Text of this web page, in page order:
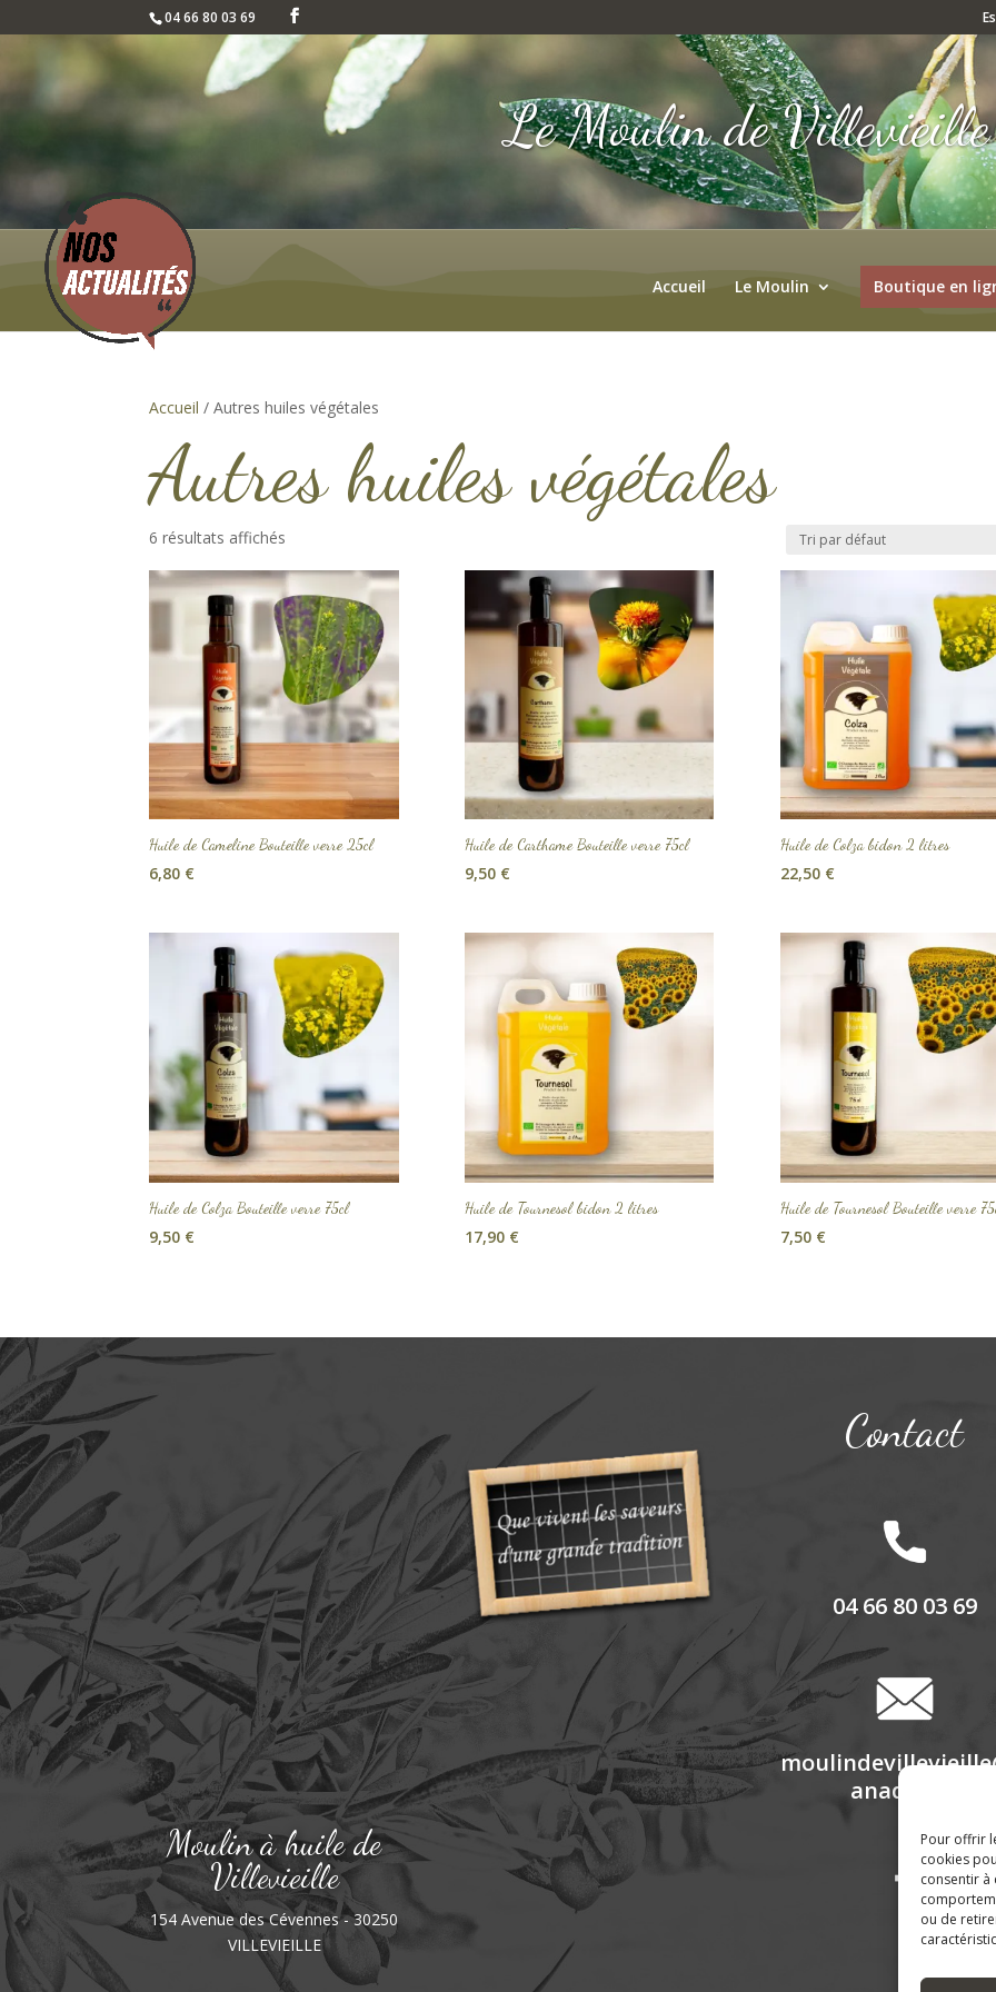
Pour offrir
cookies
consentir à
ou de
04 66 80 03 69
Le Moulin de Villevieille
Accueil Le Moulin Boutique en
Accueil / Autres huiles végétales
Autres huiles végétales
6 résultats affichés
Huile de Cameline Bouteille verre 25cl
6,80 €
Huile de Carthame Bouteille verre 75cl
9,50 €
Huile de Colza bidon 2 litres
22,50 €
Huile de Colza Bouteille verre 75cl
9,50 €
Huile de Tournesol bidon 2 litres
17,90 €
Huile de Tournesol Bouteille verre
7,50 €
Moulin à huile de
Villevieille
154 Avenue des Cévennes - 30250
VILLEVIEILLE
Contact
04 66 80 03 69
anadoo.fr